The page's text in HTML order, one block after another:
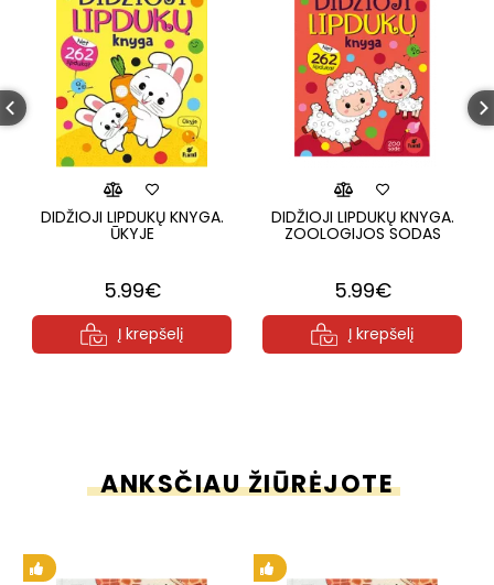
DIDŽIOJI LIPDUKŲ KNYGA.
ŪKYJE
5.99€
Į krepšelį
DIDŽIOJI LIPDUKŲ KNYGA.
ZOOLOGIJOS SODAS
5.99€
Į krepšelį
ANKSČIAU ŽIŪRĖJOTE